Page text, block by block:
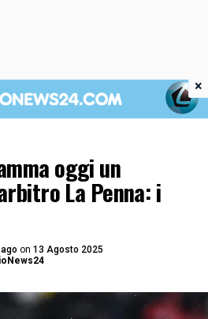
oggi un
La Penna: i
on 13 Agosto 2025
×